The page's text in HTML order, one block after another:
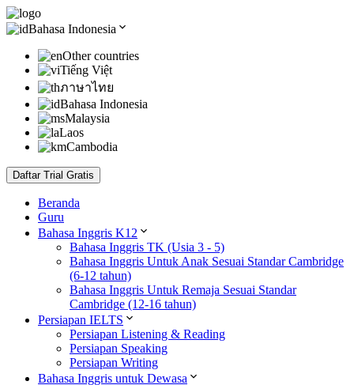
Bahasa Indonesia
Other countries
Tiếng Việt
ภาษาไทย
Bahasa Indonesia
Malaysia
Laos
Cambodia
Daftar Trial Gratis
Beranda
Guru
Bahasa Inggris K12
Bahasa Inggris TK (Usia 3 - 5)
Bahasa Inggris Untuk Anak Sesuai Standar Cambridge
(6-12 tahun)
Bahasa Inggris Untuk Remaja Sesuai Standar
Cambridge (12-16 tahun)
Persiapan IELTS
Persiapan Listening & Reading
Persiapan Speaking
Persiapan Writing
Bahasa Inggris untuk Dewasa